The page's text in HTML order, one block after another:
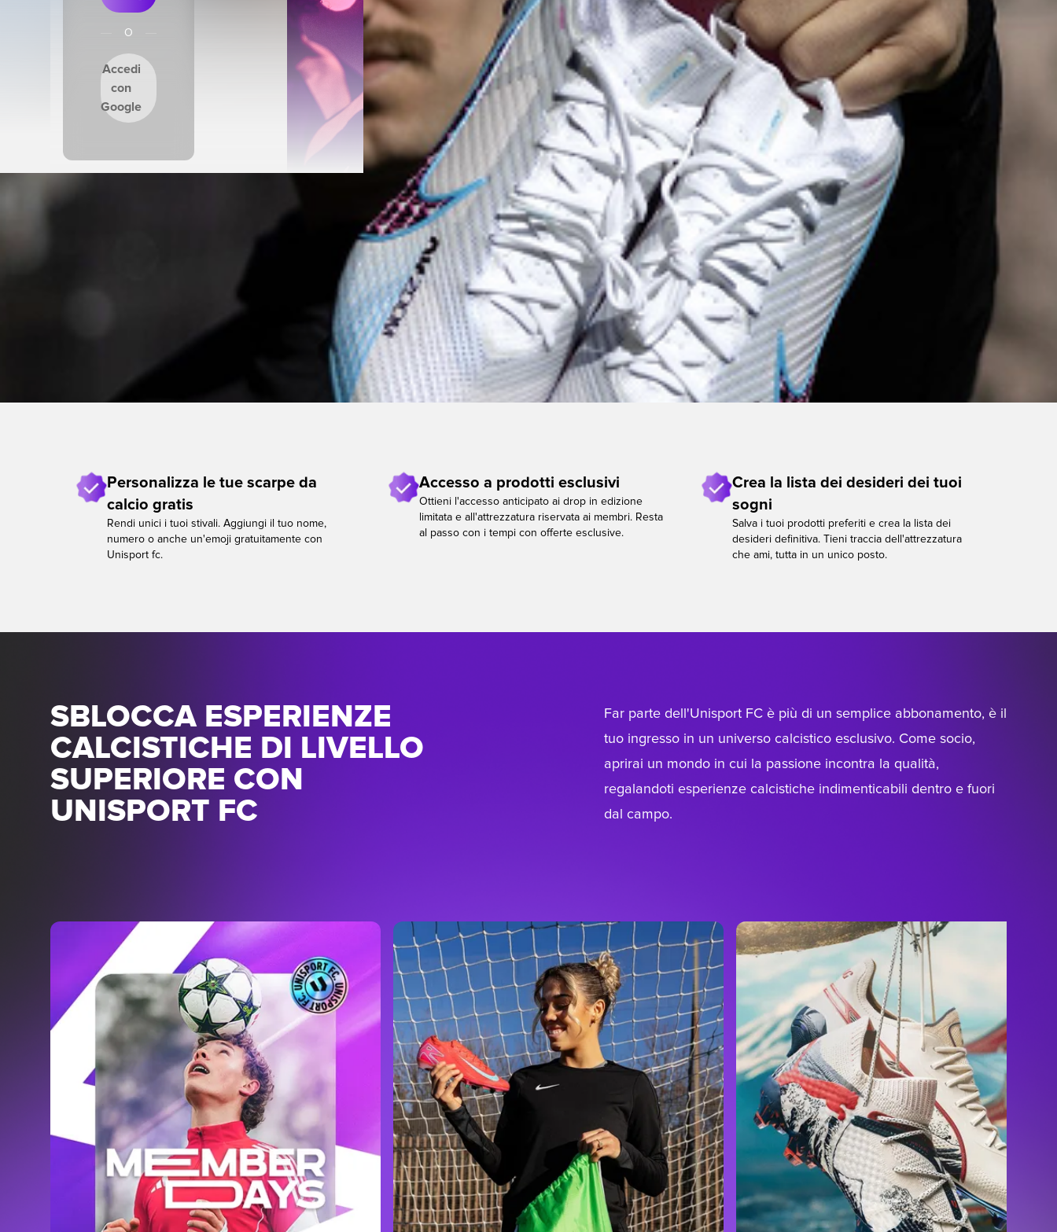
Apre una finestra modale per accedere o registrarsi come membro
O
Accedi
con
Google
Personalizza le tue scarpe da
calcio gratis
Rendi unici i tuoi stivali. Aggiungi il tuo nome,
numero o anche un'emoji gratuitamente con
Unisport fc.
Accesso a prodotti esclusivi
Ottieni l'accesso anticipato ai drop in edizione
limitata e all'attrezzatura riservata ai membri. Resta
al passo con i tempi con offerte esclusive.
Crea la lista dei desideri dei tuoi
sogni
Salva i tuoi prodotti preferiti e crea la lista dei
desideri definitiva. Tieni traccia dell'attrezzatura
che ami, tutta in un unico posto.
SBLOCCA ESPERIENZE
CALCISTICHE DI LIVELLO
SUPERIORE CON
UNISPORT FC
Far parte dell'Unisport FC è più di un semplice abbonamento, è il
tuo ingresso in un universo calcistico esclusivo. Come socio,
aprirai un mondo in cui la passione incontra la qualità,
regalandoti esperienze calcistiche indimenticabili dentro e fuori
dal campo.